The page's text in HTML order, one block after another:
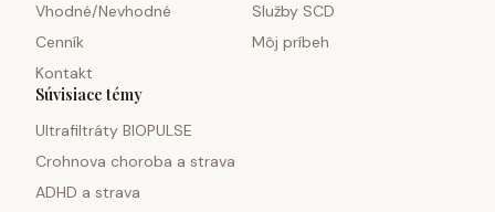
Vhodné/Nevhodné
Služby SCD
Cenník
Môj príbeh
Kontakt
Súvisiace témy
Ultrafiltráty BIOPULSE
Crohnova choroba a strava
ADHD a strava